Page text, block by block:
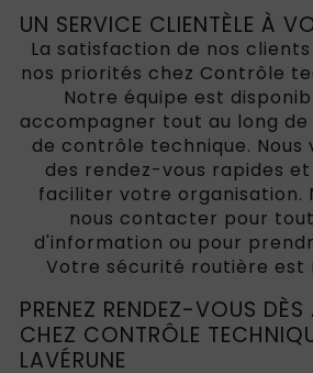
UN SERVICE CLIENTÈLE À
La satisfaction de nos
nos priorités chez Contrôle
Notre équipe est
accompagner tout au long
de contrôle technique. Nous
des rendez-vous rapides
faciliter votre organisation.
nous contacter pour
d'information ou pour
Votre sécurité routière est
PRENEZ RENDEZ-VOUS
CHEZ CONTRÔLE
LAVÉRUNE